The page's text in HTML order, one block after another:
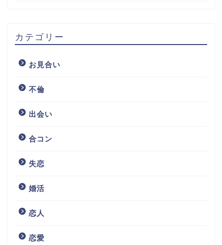
カテゴリー
お見合い
不倫
出会い
合コン
失恋
婚活
恋人
恋愛